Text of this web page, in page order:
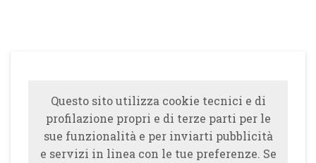
Questo sito utilizza cookie tecnici e di
profilazione propri e di terze parti per le
sue funzionalità e per inviarti pubblicità
e servizi in linea con le tue preferenze. Se